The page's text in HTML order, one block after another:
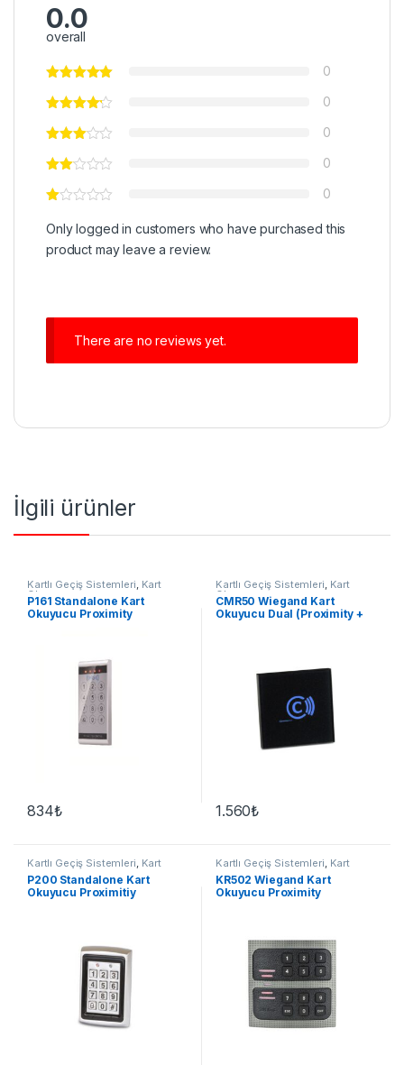
0.0
overall
0
0
0
0
0
Only logged in customers who have purchased this
product may leave a review.
There are no reviews yet.
İlgili ürünler
Kartlı Geçiş Sistemleri, Kart
Okuyucu
P161 Standalone Kart
Okuyucu Proximity
834₺
Kartlı Geçiş Sistemleri, Kart
Okuyucu
CMR50 Wiegand Kart
Okuyucu Dual (Proximity +
1.560₺
Kartlı Geçiş Sistemleri, Kart
Okuyucu
P200 Standalone Kart
Okuyucu Proximitiy
Kartlı Geçiş Sistemleri, Kart
Okuyucu
KR502 Wiegand Kart
Okuyucu Proximity